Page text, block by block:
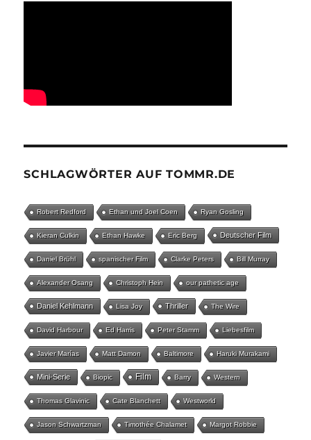
SCHLAGWÖRTER AUF TOMMR.DE
Robert Redford Ethan und Joel Coen Ryan Gosling
Kieran Culkin Ethan Hawke Eric Berg Deutscher Film
Daniel Brühl spanischer Film Clarke Peters Bill Murray
Alexander Osang Christoph Hein our pathetic age
Daniel Kehlmann Lisa Joy Thriller The Wire
David Harbour Ed Harris Peter Stamm Liebesfilm
Javier Marías Matt Damon Baltimore Haruki Murakami
Mini-Serie Biopic Film Barry Western
Thomas Glavinic Cate Blanchett Westworld
Jason Schwartzman Timothée Chalamet Margot Robbie